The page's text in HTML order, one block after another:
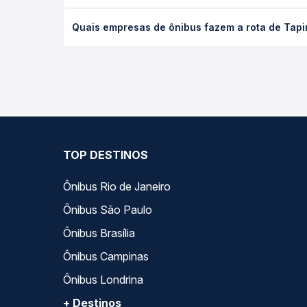
antecedência da compra. Na Quero Passagem
Quais empresas de ônibus fazem a rota de
TOP DESTINOS
Ônibus Rio de Janeiro
Ônibus São Paulo
Ônibus Brasília
Ônibus Campinas
Ônibus Londrina
+ Destinos